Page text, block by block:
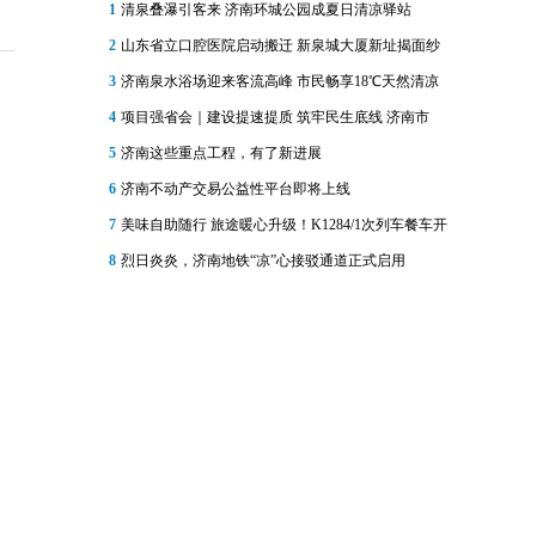
1 清泉叠瀑引客来 济南环城公园成夏日清凉驿站
2 山东省立口腔医院启动搬迁 新泉城大厦新址揭面纱
3 济南泉水浴场迎来客流高峰 市民畅享18℃天然清凉
4 项目强省会｜建设提速提质 筑牢民生底线 济南市
5 济南这些重点工程，有了新进展
6 济南不动产交易公益性平台即将上线
7 美味自助随行 旅途暖心升级！K1284/1次列车餐车开
8 烈日炎炎，济南地铁“凉”心接驳通道正式启用